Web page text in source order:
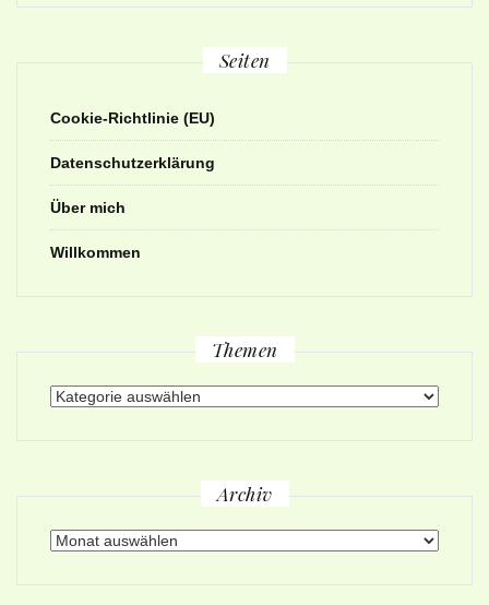
Seiten
Cookie-Richtlinie (EU)
Datenschutzerklärung
Über mich
Willkommen
Themen
Themen
Archiv
Archiv